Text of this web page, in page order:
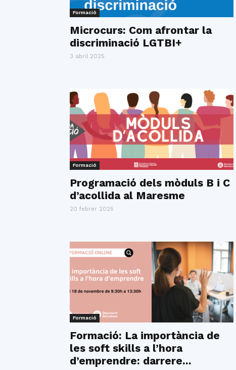
Formació
Microcurs: Com afrontar la
discriminació LGTBI+
3 abril 2025
Formació
Programació dels mòduls B i C
d’acollida al Maresme
20 febrer 2025
Formació
Formació: La importància de
les soft skills a l’hora
d’emprendre: darrere...